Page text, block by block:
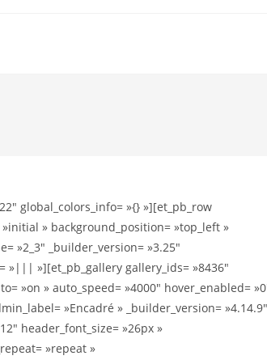
global_colors_info= »{} »][et_pb_row
» background_position= »top_left »
»2_3″ _builder_version= »3.25″
»||| »][et_pb_gallery gallery_ids= »8436″
»on » auto_speed= »4000″ hover_enabled=
»Encadré » _builder_version= »4.14.9″
header_font_size= »26px »
»repeat »